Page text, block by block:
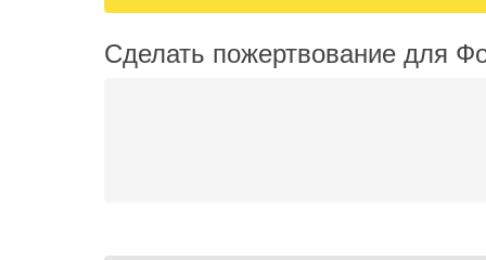
Сделать пожертвование для